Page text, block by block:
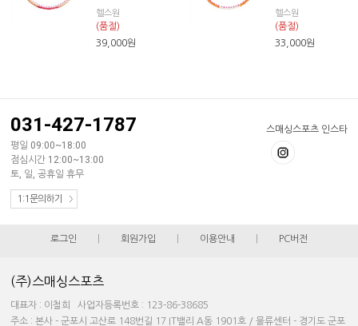
헬스원
(품절)
39,000원
헬스원
(품절)
33,000원
스매싱스포츠 인스타
031-427-1787
평일 09:00~18:00
점심시간 12:00~13:00
토, 일, 공휴일 휴무
1:1문의하기
로그인 회원가입 이용안내 PC버전
(주)스매싱스포츠
대표자 : 이철희 사업자등록번호 : 123-86-38685
주소 : 본사 - 군포시 고산로 148번길 17 IT밸리 A동 1901호 / 물류센터 - 경기도 군포